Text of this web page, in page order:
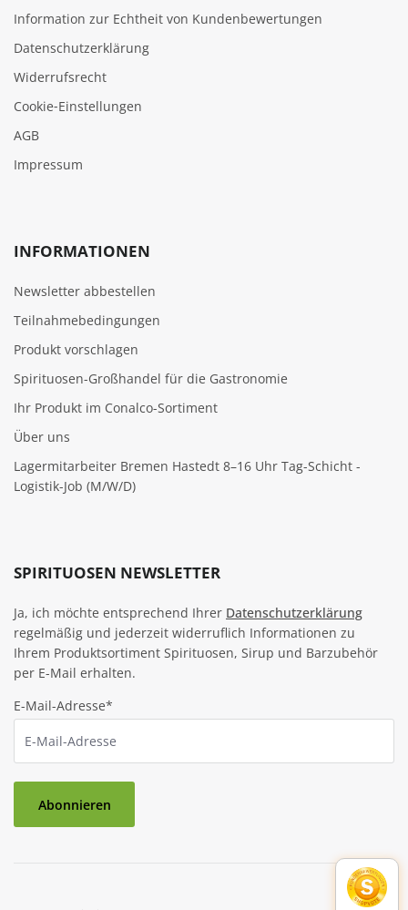
Information zur Echtheit von Kundenbewertungen
Datenschutzerklärung
Widerrufsrecht
Cookie‑Einstellungen
AGB
Impressum
INFORMATIONEN
Newsletter abbestellen
Teilnahmebedingungen
Produkt vorschlagen
Spirituosen-Großhandel für die Gastronomie
Ihr Produkt im Conalco-Sortiment
Über uns
Lagermitarbeiter Bremen Hastedt 8–16 Uhr Tag-Schicht -
Logistik-Job (M/W/D)
SPIRITUOSEN NEWSLETTER
Ja, ich möchte entsprechend Ihrer Datenschutzerklärung
regelmäßig und jederzeit widerruflich Informationen zu
Ihrem Produktsortiment Spirituosen, Sirup und Barzubehör
per E-Mail erhalten.
E-Mail-Adresse*
Abonnieren